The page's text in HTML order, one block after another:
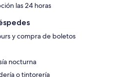
las 24 horas
y compra de boletos
nocturna
o tintorería